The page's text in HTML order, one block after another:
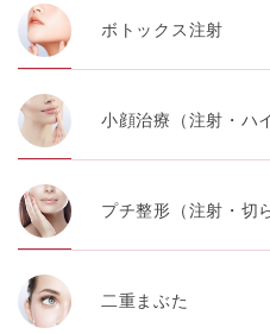
ボトックス注射
小顔治療（注射・ハ
プチ整形（注射・切
二重まぶた